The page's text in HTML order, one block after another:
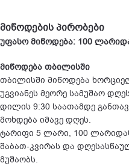
მიწოდების პირობები
უფასო მიწოდება: 100
მიწოდება თბილისში
თბილისში მიწოდება
უგვიანეს მეორე სამუშაო
დილის 9:30 საათამდე
მოხდება იმავე დღეს.
ტარიფი 5 ლარი, 100
შაბათ-კვირას და
მუშაობს.